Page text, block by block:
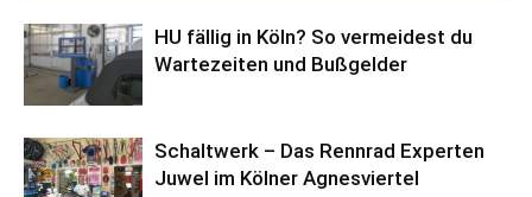
HU fällig in Köln? So vermeidest du
Wartezeiten und Bußgelder
Schaltwerk – Das Rennrad Experten
Juwel im Kölner Agnesviertel